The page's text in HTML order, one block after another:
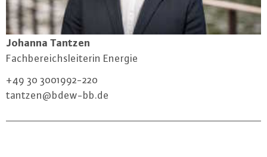
Johanna Tantzen
Fach­be­reichs­lei­te­rin Energie
+49 30 3001992-220
tantzen@​bdew-​bb.​de